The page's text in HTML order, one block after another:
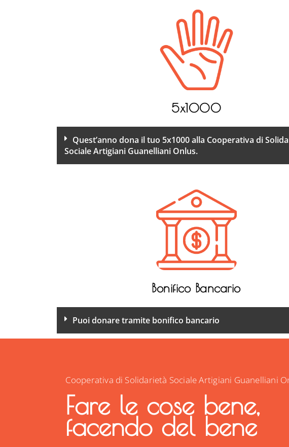
5x1000
Quest’anno dona il tuo 5x1000 alla Cooperativa di
Sociale Artigiani Guanelliani Onlus.
Bonifico Bancario
Puoi donare tramite bonifico bancario
Cooperativa di Solidarietà Sociale Artigiani Guanelliani
Fare le cose bene,
facendo del bene